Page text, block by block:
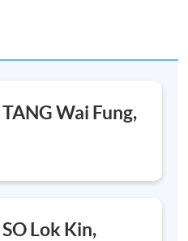
Wai Fung,
Lok Kin,